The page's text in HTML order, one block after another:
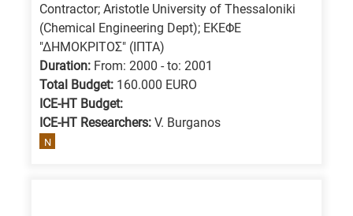
Contractor; Aristotle University of Thessaloniki
(Chemical Engineering Dept); ΕΚΕΦΕ
"ΔΗΜΟΚΡΙΤΟΣ" (ΙΠΤΑ)
Duration: From: 2000 - to: 2001
Total Budget: 160.000 EURO
ICE-HT Budget:
ICE-HT Researchers: V. Burganos
N